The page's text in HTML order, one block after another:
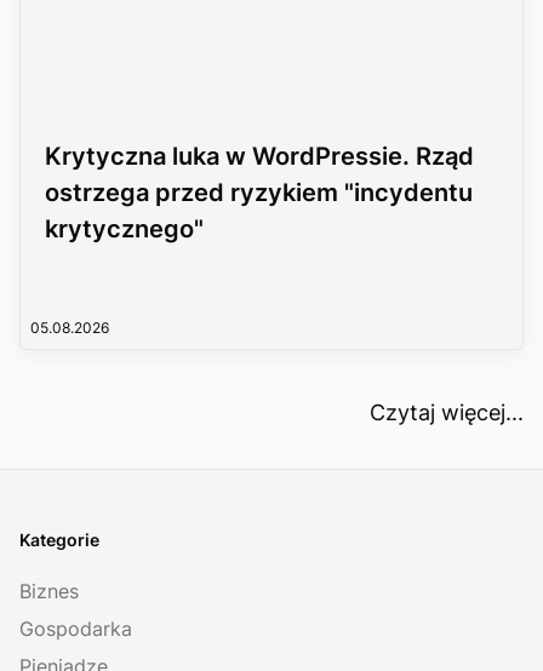
Krytyczna luka w WordPressie. Rząd
ostrzega przed ryzykiem "incydentu
krytycznego"
05.08.2026
Czytaj więcej...
Kategorie
Biznes
Gospodarka
Pieniądze